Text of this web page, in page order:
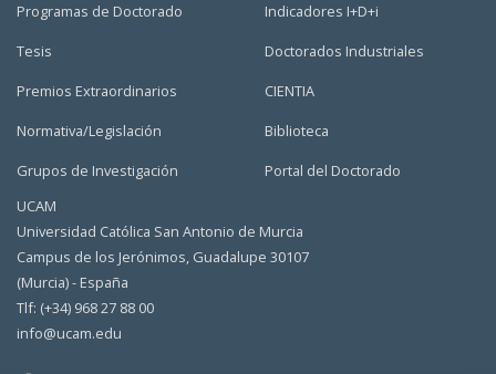
Programas de Doctorado
Tesis
Premios Extraordinarios
Normativa/Legislación
Grupos de Investigación
Indicadores I+D+i
Doctorados Industriales
CIENTIA
Biblioteca
Portal del Doctorado
UCAM
Universidad Católica San Antonio de Murcia
Campus de los Jerónimos, Guadalupe 30107
(Murcia) - España
Tlf: (+34) 968 27 88 00
info@ucam.edu